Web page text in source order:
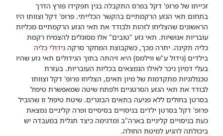
זכייתו של פרופ' דקל בפרס התקבלה בגין תפקידו פורץ הדרך
בתחום תאי הגזע הרקמתיים בהקשר הכלייתי. פרופ' דקל וצוותו היו
הראשונים שהצליחו לזהות ולבודד את תאי הגזע הרקמתיים מכליות
עובריות אנושיות. תאי גזע "טובים" אלו מסוגלים להצמיח רקמת
כליה תקינה. יתרה מכך, כשקבוצת המחקר סרקה גידולי כליה
בילדים (גידול ע"ש ווילמס) היא זיהתה בתוך הגידולים תאי גזע שהיו
בעלי דמיון ניכר לאילו הנמצאים בכליות העובריות. בעזרת
טכנולוגיות מתקדמות של מיון תאים, הצליחו פרופ' דקל וצוותו
לבודד את תאי הגזע הסרטניים ולפתח שיטה שמאפשרת טיפול
בסרטן בחולים ללא פגיעה בתאים הבוגרים. שיטת טיפול זו שהוביל
פרופ' דקל בסרטן ילדים בניסויים בסיסיים ופרה קליניים נמצאת
כעת בניסויים קליניים בארה"ב ומדגימה כיצד תגלית במעבדה יש
ביכולתה להגיע למיטת החולה.